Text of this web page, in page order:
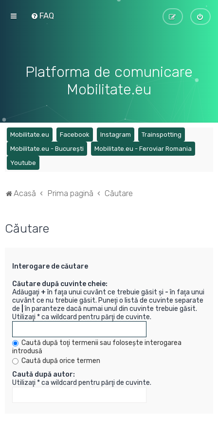
FAQ
Platforma de comunicare
Mobilitate.eu
Mobilitate.eu (Opens a new tab)
Facebook (Opens a new tab)
Instagram (Opens a new tab)
Trainspotting
Mobilitate.eu - București (Opens a new tab)
Mobilitate.eu - Feroviar Romania
Youtube
Acasă Prima pagină Căutare
Căutare
Interogare de căutare
Căutare după cuvinte cheie:
Adăugaţi +în faţa unui cuvânt ce trebuie găsit şi -în faţa unui
cuvânt ce nu trebuie găsit. Puneţi o listă de cuvinte separate
de în paranteze dacă numai unul din cuvinte trebuie găsit.
Utilizaţi * ca wildcard pentru părţi de cuvinte.
Caută după toţi termenii sau foloseşte interogarea
introdusă
Caută după orice termen
Caută după autor:
Utilizaţi * ca wildcard pentru părţi de cuvinte.